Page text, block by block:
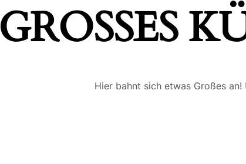
GROSSES
Hier bahnt sich etwas Großes